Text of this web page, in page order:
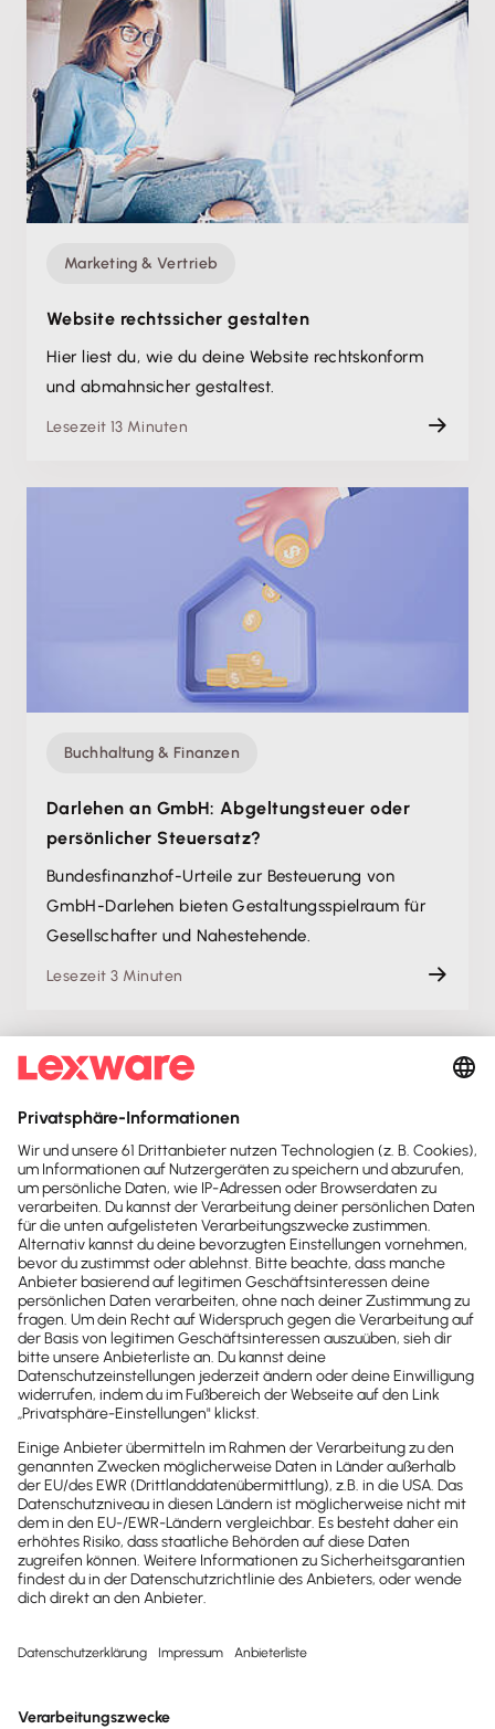
Marketing & Vertrieb
Website rechtssicher gestalten
Hier liest du, wie du deine Website rechtskonform
und abmahnsicher gestaltest.
Lesezeit 13 Minuten
Buchhaltung & Finanzen
Darlehen an GmbH: Abgeltungsteuer oder
persönlicher Steuersatz?
Bundesfinanzhof-Urteile zur Besteuerung von
GmbH-Darlehen bieten Gestaltungsspielraum für
Gesellschafter und Nahestehende.
Lesezeit 3 Minuten
Jetzt Lexware Office
erleben
Teste den kompletten Funktionsumfang
von Lexware Office 30 Tage lang
kostenlos. Oder du entscheidest dich
direkt für deine Lexware Office Version
und sparst beim sofortigen Kauf mit
unserem Aktionsrabatt.
30 Tage kostenlos testen
Der Test endet automatisch
Kostenloser Support
Kostenlos testen
Test endet nach 30 Tagen automatisch. Kein